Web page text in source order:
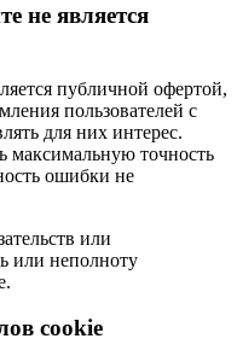
не является
публичной офертой,
пользователей с
для них интерес.
максимальную точность
ошибки не
или
или неполноту
cookie